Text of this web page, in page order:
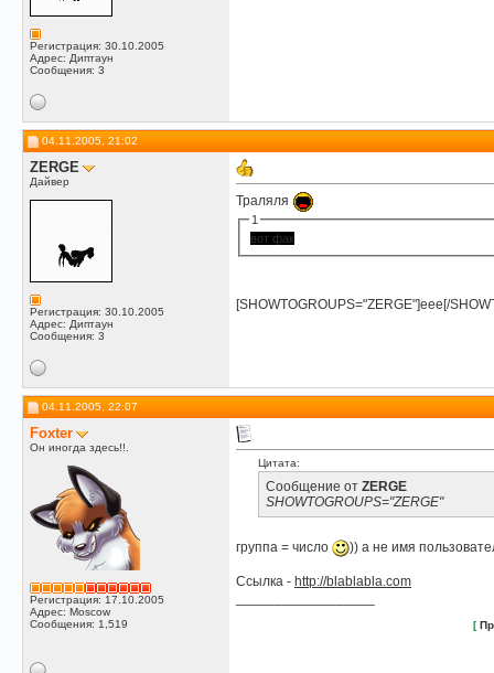
Регистрация: 30.10.2005
Адрес: Диптаун
Сообщения: 3
04.11.2005, 21:02
ZERGE
Дайвер
Регистрация: 30.10.2005
Адрес: Диптаун
Сообщения: 3
Траляля
1
вот фак
[SHOWTOGROUPS="ZERGE"]eee[/
04.11.2005, 22:07
Foxter
Он иногда здесь!!.
Регистрация: 17.10.2005
Адрес: Moscow
Сообщения: 1,519
Цитата:
Сообщение от ZERGE
SHOWTOGROUPS="ZERGE"
группа = число )) а не имя
Ссылка - http://blablabla.com
[